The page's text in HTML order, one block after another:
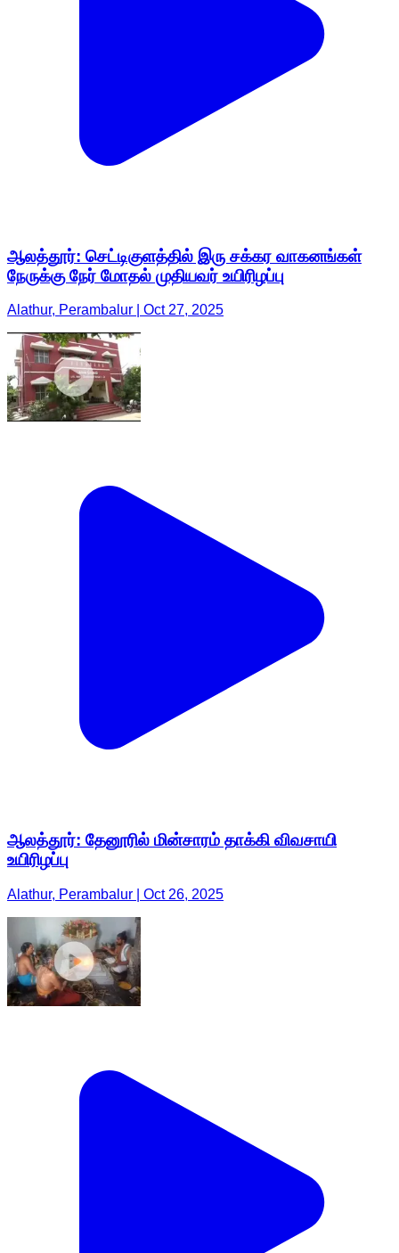
ஆலத்தூர்: செட்டிகுளத்தில் இரு சக்கர வாகனங்கள்
நேருக்கு நேர் மோதல் முதியவர் உயிரிழப்பு
Alathur, Perambalur | Oct 27, 2025
ஆலத்தூர்: தேனூரில் மின்சாரம் தாக்கி விவசாயி
உயிரிழப்பு
Alathur, Perambalur | Oct 26, 2025